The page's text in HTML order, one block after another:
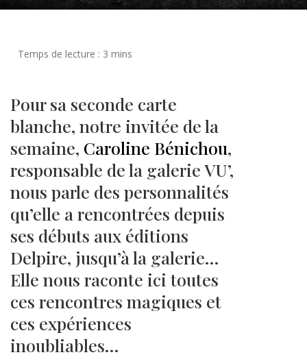
Pour sa seconde carte
blanche, notre invitée de la
semaine, Caroline Bénichou,
responsable de la galerie VU’,
nous parle des personnalités
qu’elle a rencontrées depuis
ses débuts aux éditions
Delpire, jusqu’à la galerie…
Elle nous raconte ici toutes
ces rencontres magiques et
ces expériences
inoubliables…